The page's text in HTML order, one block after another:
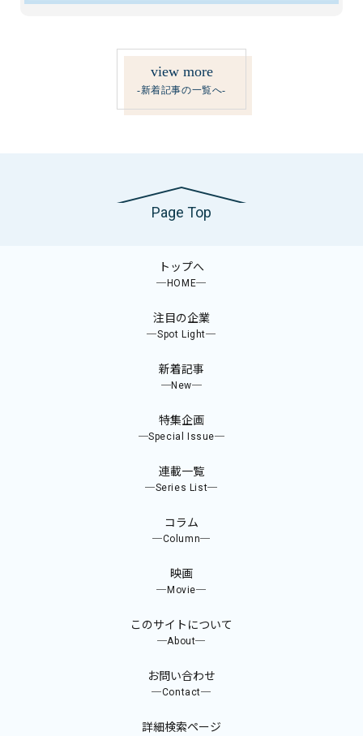
view more
-新着記事の一覧へ-
Page Top
トップへ
─HOME─
注目の企業
─Spot Light─
新着記事
─New─
特集企画
─Special Issue─
連載一覧
─Series List─
コラム
─Column─
映画
─Movie─
このサイトについて
─About─
お問い合わせ
─Contact─
詳細検索ページ